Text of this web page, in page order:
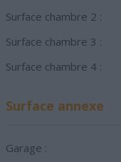
Surface chambre 2 :
Surface chambre 3 :
Surface chambre 4 :
Surface annexe
Garage :